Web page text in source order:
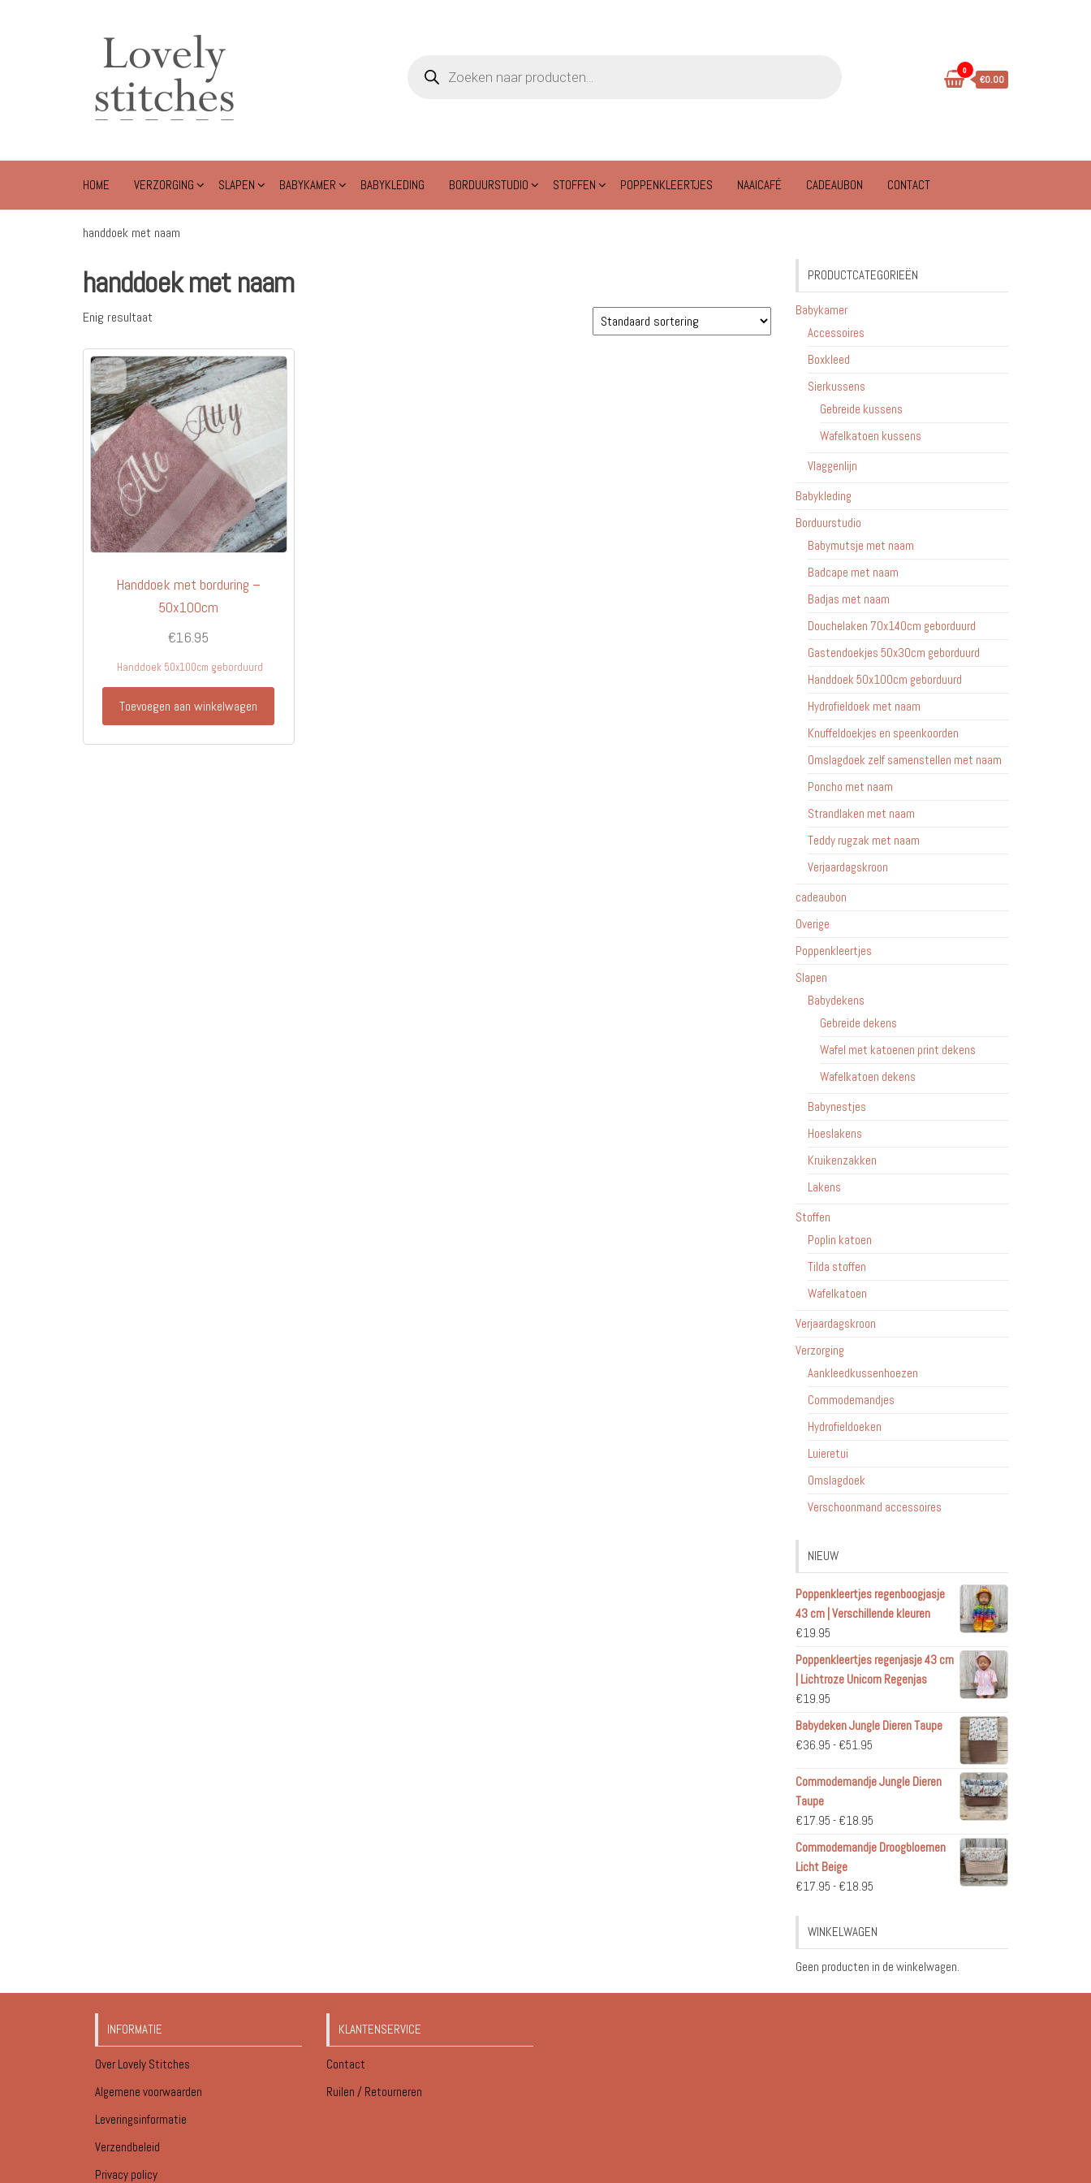
zoeken 0
€0.00
HOME VERZORGING SLAPEN BABYKAMER BABYKLEDING BORDUURSTUDIO STOFFEN POPPENKLEERTJES NAAICAFÉ CADEAUBON CONTACT
handdoek met naam
handdoek met naam
Enig resultaat
Handdoek met borduring –
50x100cm
€16.95
Handdoek 50x100cm geborduurd
Toevoegen aan winkelwagen
PRODUCTCATEGORIEËN
Babykamer
Accessoires
Boxkleed
Sierkussens
Gebreide kussens
Wafelkatoen kussens
Vlaggenlijn
Babykleding
Borduurstudio
Babymutsje met naam
Badcape met naam
Badjas met naam
Douchelaken 70x140cm geborduurd
Gastendoekjes 50x30cm geborduurd
Handdoek 50x100cm geborduurd
Hydrofieldoek met naam
Knuffeldoekjes en speenkoorden
Omslagdoek zelf samenstellen met naam
Poncho met naam
Strandlaken met naam
Teddy rugzak met naam
Verjaardagskroon
cadeaubon
Overige
Poppenkleertjes
Slapen
Babydekens
Gebreide dekens
Wafel met katoenen print dekens
Wafelkatoen dekens
Babynestjes
Hoeslakens
Kruikenzakken
Lakens
Stoffen
Poplin katoen
Tilda stoffen
Wafelkatoen
Verjaardagskroon
Verzorging
Aankleedkussenhoezen
Commodemandjes
Hydrofieldoeken
Luieretui
Omslagdoek
Verschoonmand accessoires
NIEUW
Poppenkleertjes regenboogjasje
43 cm | Verschillende kleuren
€19.95
Poppenkleertjes regenjasje 43 cm
| Lichtroze Unicorn Regenjas
€19.95
Babydeken Jungle Dieren Taupe
€36.95 - €51.95Prijsklasse:
tot
Commodemandje Jungle Dieren
Taupe
€17.95 - €18.95Prijsklasse:
€17.95
€18.95
Commodemandje Droogbloemen
Licht Beige
€17.95 - €18.95Prijsklasse:
tot
WINKELWAGEN
Geen producten in de winkelwagen.
INFORMATIE
Over Lovely Stitches
Algemene voorwaarden
Leveringsinformatie
Verzendbeleid
Privacy policy
KLANTENSERVICE
Contact
Ruilen / Retourneren